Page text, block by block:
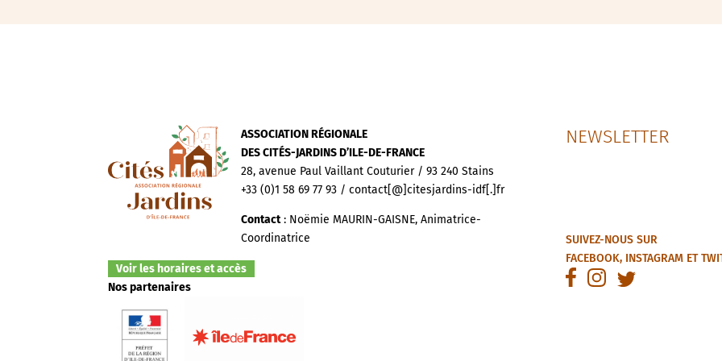
ASSOCIATION RÉGIONALE
DES CITÉS-JARDINS D’ILE-DE-FRANCE
28, avenue Paul Vaillant Couturier / 93 240 Stains
+33 (0)1 58 69 77 93 / contact[@]citesjardins-idf[.]fr
Contact: Noëmie MAURIN-GAISNE, Animatrice-
Coordinatrice
Voir les horaires et accès
Nos partenaires
NEWSLETTER
SUIVEZ-NOUS SUR
FACEBOOK, INSTAGRAMET